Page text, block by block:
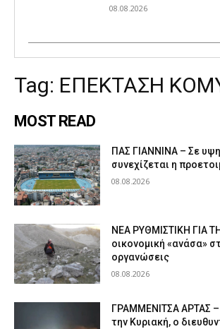
08.08.2026
Tag: ΕΠΕΚΤΑΣΗ
MOST READ
ΠΑΣ ΓΙΑΝΝΙΝΑ – Σε
συνεχίζεται η
08.08.2026
ΝΕΑ ΡΥΘΜΙΣΤΙΚΗ ΓΙΑ
οικονομική «ανάσα»
οργανώσεις
08.08.2026
ΓΡΑΜΜΕΝΙΤΣΑ ΑΡΤΑΣ –
την Κυριακή, ο